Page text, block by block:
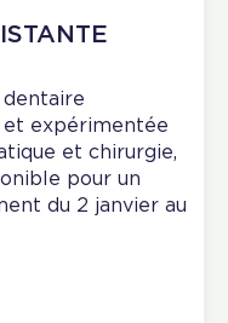
et expérimentée
et chirurgie,
pour un
du 2 janvier au